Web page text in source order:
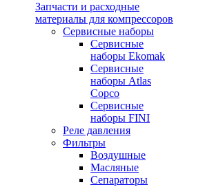
Запчасти и расходные
материалы для компрессоров
Cервисные наборы
Сервисные
наборы Ekomak
Cервисные
наборы Atlas
Copco
Сервисные
наборы FINI
Реле давления
Фильтры
Воздушные
Масляные
Сепараторы